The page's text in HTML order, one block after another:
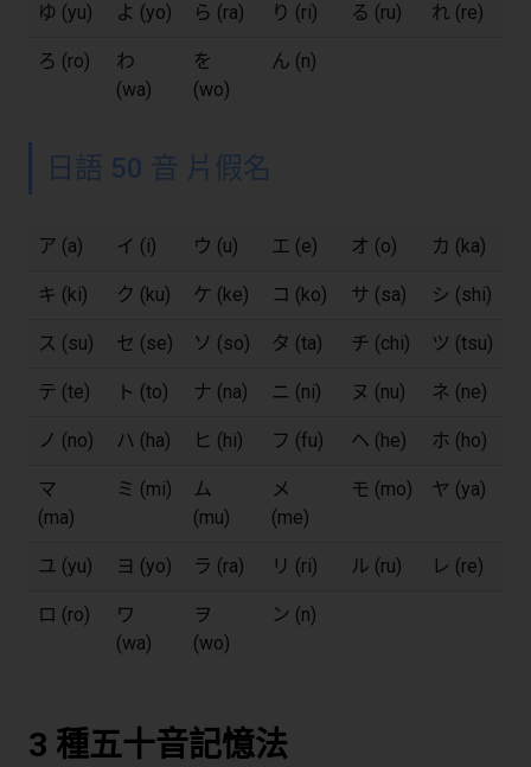
ゆ (yu) よ (yo) ら (ra) り (ri) る (ru) れ (re)
ろ (ro)
わ
(wa)
を
(wo)
ん (n)
日語 50 音 片假名
ア (a) イ (i) ウ (u) エ (e) オ (o) カ (ka)
キ (ki) ク (ku) ケ (ke) コ (ko) サ (sa) シ (shi)
ス (su) セ (se) ソ (so) タ (ta) チ (chi) ツ (tsu)
テ (te) ト (to) ナ (na) ニ (ni) ヌ (nu) ネ (ne)
ノ (no) ハ (ha) ヒ (hi) フ (fu) ヘ (he) ホ (ho)
マ
(ma)
ミ (mi)
ム
(mu)
メ
(me)
モ (mo) ヤ (ya)
ユ (yu) ヨ (yo) ラ (ra) リ (ri) ル (ru) レ (re)
ロ (ro)
ワ
(wa)
ヲ
(wo)
ン (n)
3 種五十音記憶法